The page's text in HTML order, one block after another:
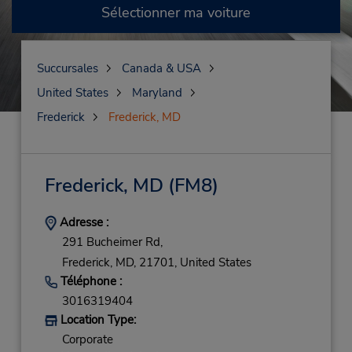
Sélectionner ma voiture
Succursales
Canada & USA
United States
Maryland
Frederick
Frederick, MD
Frederick, MD (FM8)
Adresse :
291 Bucheimer Rd,
Frederick, MD, 21701, United States
Téléphone :
3016319404
Location Type:
Corporate